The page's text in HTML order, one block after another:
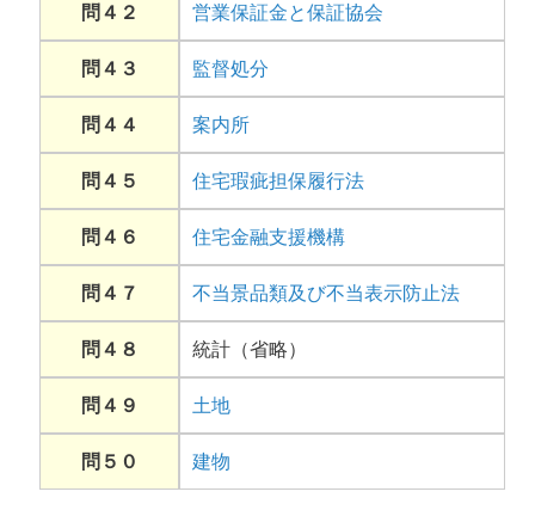
問４２ 営業保証金と保証協会
問４３ 監督処分
問４４ 案内所
問４５ 住宅瑕疵担保履行法
問４６ 住宅金融支援機構
問４７ 不当景品類及び不当表示防止法
問４８ 統計（省略）
問４９ 土地
問５０ 建物